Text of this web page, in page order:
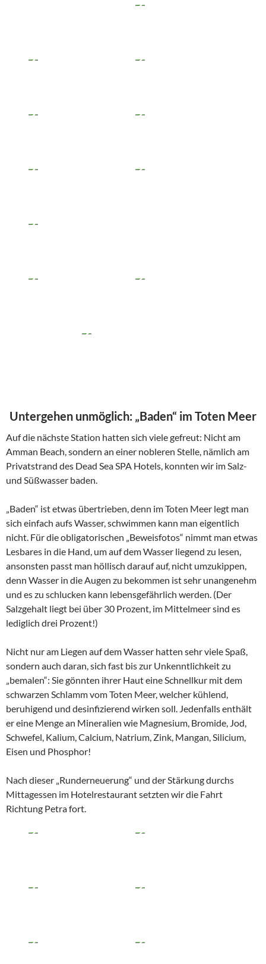
Untergehen unmöglich: „Baden“ im Toten Meer
Auf die nächste Station hatten sich viele gefreut: Nicht am
Amman Beach, sondern an einer nobleren Stelle, nämlich am
Privatstrand des Dead Sea SPA Hotels, konnten wir im Salz-
und Süßwasser baden.
„Baden“ ist etwas übertrieben, denn im Toten Meer legt man
sich einfach aufs Wasser, schwimmen kann man eigentlich
nicht. Für die obligatorischen „Beweisfotos“ nimmt man etwas
Lesbares in die Hand, um auf dem Wasser liegend zu lesen,
ansonsten passt man höllisch darauf auf, nicht umzukippen,
denn Wasser in die Augen zu bekommen ist sehr unangenehm
und es zu schlucken kann lebensgefährlich werden. (Der
Salzgehalt liegt bei über 30 Prozent, im Mittelmeer sind es
lediglich drei Prozent!)
Nicht nur am Liegen auf dem Wasser hatten sehr viele Spaß,
sondern auch daran, sich fast bis zur Unkenntlichkeit zu
„bemalen“: Sie gönnten ihrer Haut eine Schnellkur mit dem
schwarzen Schlamm vom Toten Meer, welcher kühlend,
beruhigend und desinfizierend wirken soll. Jedenfalls enthält
er eine Menge an Mineralien wie Magnesium, Bromide, Jod,
Schwefel, Kalium, Calcium, Natrium, Zink, Mangan, Silicium,
Eisen und Phosphor!
Nach dieser „Runderneuerung“ und der Stärkung durchs
Mittagessen im Hotelrestaurant setzten wir die Fahrt
Richtung Petra fort.